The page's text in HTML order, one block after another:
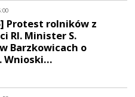
Protest rolników z
RI. Minister S.
Barzkowicach o
Wnioski…